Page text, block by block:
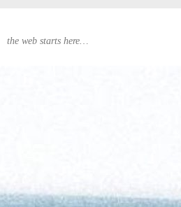
the web starts here…